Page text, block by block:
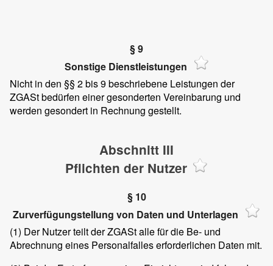
§ 9
Sonstige Dienstleistungen
Nicht in den §§ 2 bis 9 beschriebene Leistungen der
ZGASt bedürfen einer gesonderten Vereinbarung und
werden gesondert in Rechnung gestellt.
Abschnitt III
Pflichten der Nutzer
§ 10
Zurverfügungstellung von Daten und Unterlagen
(1) Der Nutzer teilt der ZGASt alle für die Be- und
Abrechnung eines Personalfalles erforderlichen Daten mit.